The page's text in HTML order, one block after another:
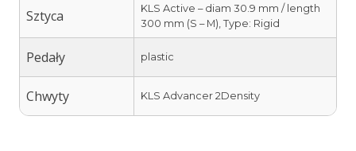
Sztyca
KLS Active – diam 30.9 mm / length
300 mm (S – M), Type: Rigid
Pedały plastic
Chwyty KLS Advancer 2Density